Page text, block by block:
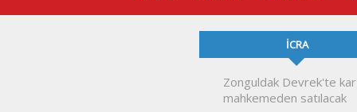
Devrek Engelsiz
DEVREK